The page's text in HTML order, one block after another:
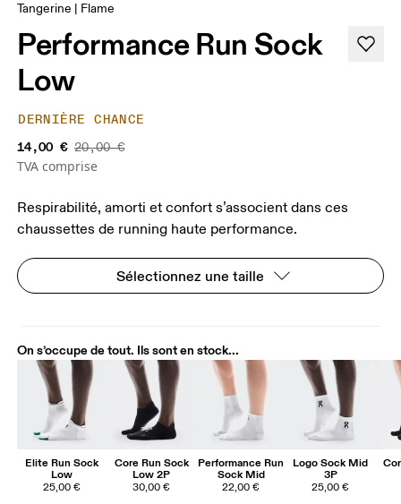
Tangerine | Flame
Performance Run Sock
Low
DERNIÈRE CHANCE
14,00 € 20,00 €
TVA comprise
Respirabilité, amorti et confort s’associent dans ces
chaussettes de running haute performance.
Sélectionnez une taille
On s’occupe de tout. Ils sont en stock...
Elite Run Sock
Low
25,00 €
Core Run Sock
Low 2P
30,00 €
Performance Run
Sock Mid
22,00 €
Logo Sock Mid
3P
25,00 €